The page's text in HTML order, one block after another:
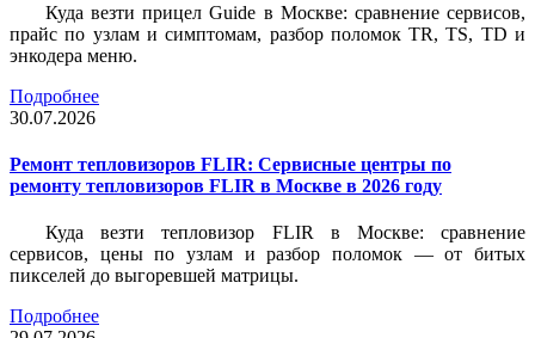
Куда везти прицел Guide в Москве: сравнение сервисов,
прайс по узлам и симптомам, разбор поломок TR, TS, TD и
энкодера меню.
Подробнее
30.07.2026
Ремонт тепловизоров FLIR: Сервисные центры по
ремонту тепловизоров FLIR в Москве в 2026 году
Куда везти тепловизор FLIR в Москве: сравнение
сервисов, цены по узлам и разбор поломок — от битых
пикселей до выгоревшей матрицы.
Подробнее